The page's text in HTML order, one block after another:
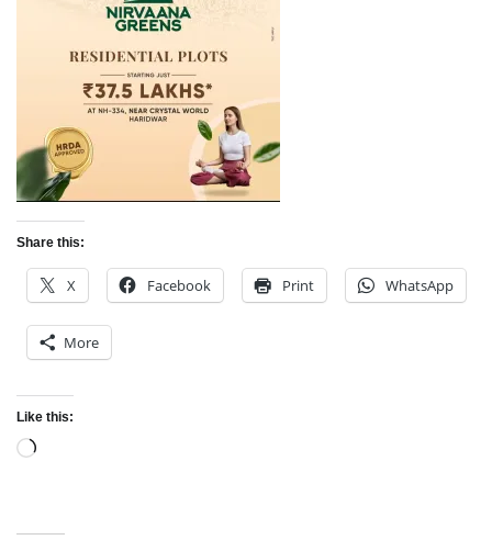
Share this:
X Facebook Print WhatsApp
More
Like this:
Loading…